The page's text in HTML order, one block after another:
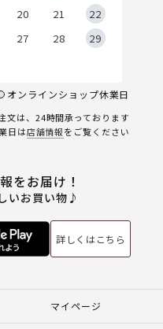
20 21
22
27 28
29
オンラインショップ休業日
文は、24時間承っております
日は店舗情報をご覧ください
をお届け！
いお買い物♪
詳しくはこちら
マイページ